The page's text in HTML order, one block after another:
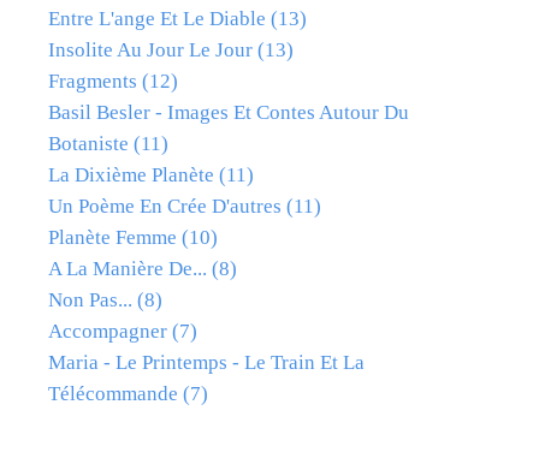
Entre L'ange Et Le Diable (13)
Insolite Au Jour Le Jour (13)
Fragments (12)
Basil Besler - Images Et Contes Autour Du
Botaniste (11)
La Dixième Planète (11)
Un Poème En Crée D'autres (11)
Planète Femme (10)
A La Manière De... (8)
Non Pas... (8)
Accompagner (7)
Maria - Le Printemps - Le Train Et La
Télécommande (7)